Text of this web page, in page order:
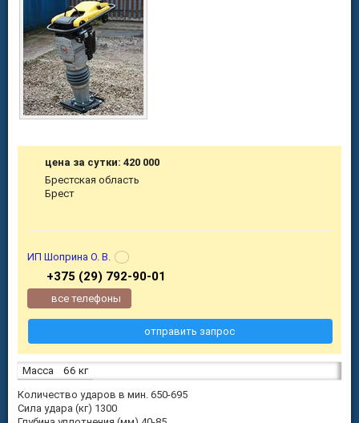
Масса
66 кг
Количество ударов в мин. 650-695
Сила удара (кг) 1300
цена за сутки: 420 000
Брестская область
Брест
ИП Шоприна О. В.
+375 (29) 792-90-01
все телефоны
отправить запрос